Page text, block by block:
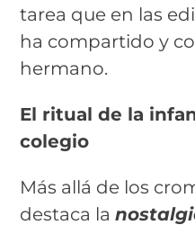
tarea que en las
ha compartido y
hermano.
El ritual de la
colegio
Más allá de los
destaca la